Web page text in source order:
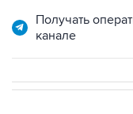
Получать
канале